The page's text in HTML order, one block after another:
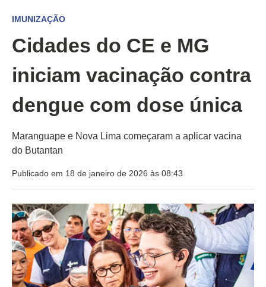
IMUNIZAÇÃO
Cidades do CE e MG
iniciam vacinação contra
dengue com dose única
Maranguape e Nova Lima começaram a aplicar vacina
do Butantan
Publicado em 18 de janeiro de 2026 às 08:43